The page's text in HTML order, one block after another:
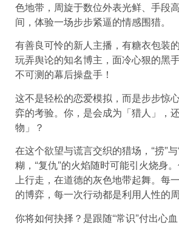
色地带，周旋于数位外表光鲜、手段
间，体验一场步步紧逼的情感围猎。
有善良可怜的新人主播，有糖衣包装
玩弄舆论的知名博主，面冷心狠的黑
不可测的幕后操盘手！
这不是轻松的恋爱模拟，而是步步惊
弈的考验。你，是会成为「猎人」，
物」？
在这个欲望与谎言交织的猎场，“捞”
糊，“复仇”的火焰随时可能引火烧身
上行走，在道德的灰色地带起舞。每
的博弈，每一次行动都是利用人性的周
你将如何抉择？是跟随“常识”付出心